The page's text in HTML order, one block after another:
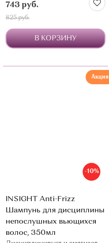
743 руб.
825 руб.
В КОРЗИНУ
-10%
Акция
INSIGHT Anti-Frizz
Шампунь для дисциплины
непослушных вьющихся
волос, 350мл